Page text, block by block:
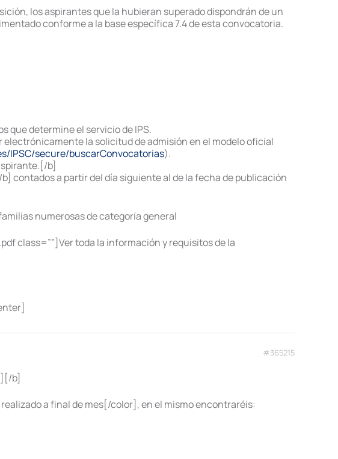
los aspirantes que la hubieran superado dispondrán de un
conforme a la base específica 7.4 de esta convocatoria.
que determine el servicio de IPS.
la solicitud de admisión en el modelo oficial
IPSC/secure/buscarConvocatorias).
b]
contados a partir del día siguiente al de la fecha de publicación
numerosas de categoría general
class=””]Ver toda la información y requisitos de la
#365215
b]
a final de mes[/color], en el mismo encontraréis: